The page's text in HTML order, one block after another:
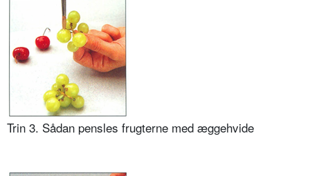
Trin 3. Sådan pensles frugterne med æggehvide